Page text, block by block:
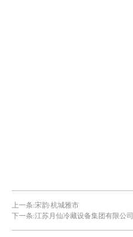
上一条:宋韵·杭城雅市
下一条:江苏月仙冷藏设备集团有限公司